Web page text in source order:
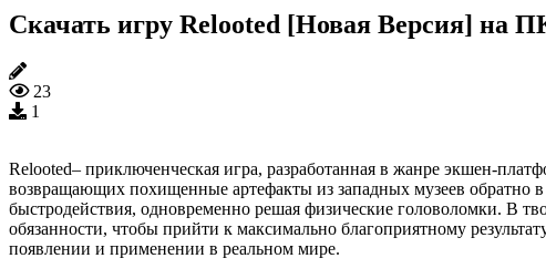
Скачать игру Relooted [Новая Версия] на
23
1
Relooted– приключенческая игра, разработанная в жанре экшен-
возвращающих похищенные артефакты из западных музеев обратно
быстродействия, одновременно решая физические головоломки. В
обязанности, чтобы прийти к максимально благоприятному
появлении и применении в реальном мире.